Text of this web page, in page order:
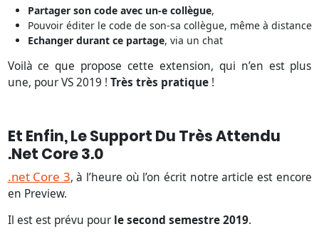
Partager son code avec un-e collègue,
Pouvoir éditer le code de son-sa collègue, même à distance
Echanger durant ce partage, via un chat
Voilà ce que propose cette extension, qui n’en est plus
une, pour VS 2019 ! Très très pratique!
Et Enfin, Le Support Du Très Attendu
.net Core 3.0
.net Core 3, à l’heure où l’on écrit notre article est encore
en Preview.
Il est est prévu pour le second semestre 2019.